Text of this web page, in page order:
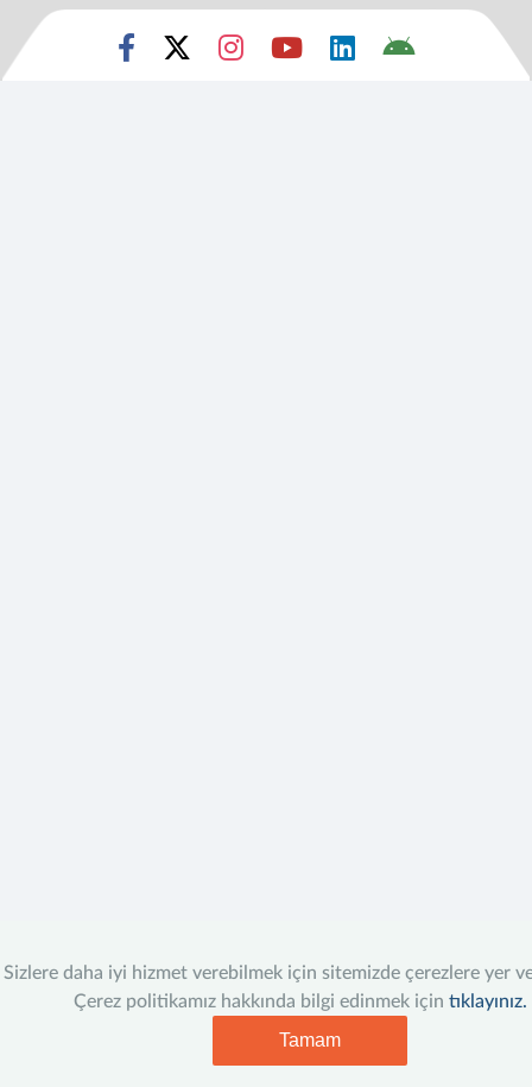
Sizlere daha iyi hizmet verebilmek için sitemizde çerezlere yer
Çerez politikamız hakkında bilgi edinmek için tıklayınız.
Tamam